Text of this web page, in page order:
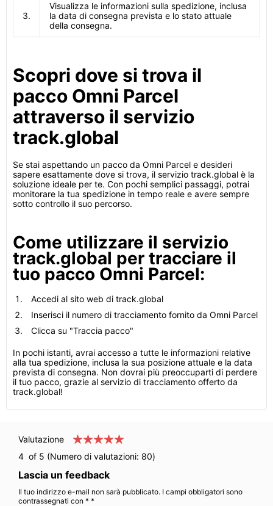
3.
Visualizza le informazioni sulla spedizione, inclusa
la data di consegna prevista e lo stato attuale
della consegna.
Scopri dove si trova il
pacco Omni Parcel
attraverso il servizio
track.global
Se stai aspettando un pacco da Omni Parcel e desideri
sapere esattamente dove si trova, il servizio track.global è la
soluzione ideale per te. Con pochi semplici passaggi, potrai
monitorare la tua spedizione in tempo reale e avere sempre
sotto controllo il suo percorso.
Come utilizzare il servizio
track.global per tracciare il
tuo pacco Omni Parcel:
Accedi al sito web di track.global
Inserisci il numero di tracciamento fornito da Omni Parcel
Clicca su "Traccia pacco"
In pochi istanti, avrai accesso a tutte le informazioni relative
alla tua spedizione, inclusa la sua posizione attuale e la data
prevista di consegna. Non dovrai più preoccuparti di perdere
il tuo pacco, grazie al servizio di tracciamento offerto da
track.global!
Valutazione
4 of 5 (Numero di valutazioni: 80)
Lascia un feedback
Il tuo indirizzo e-mail non sarà pubblicato. I campi obbligatori sono
contrassegnati con * *